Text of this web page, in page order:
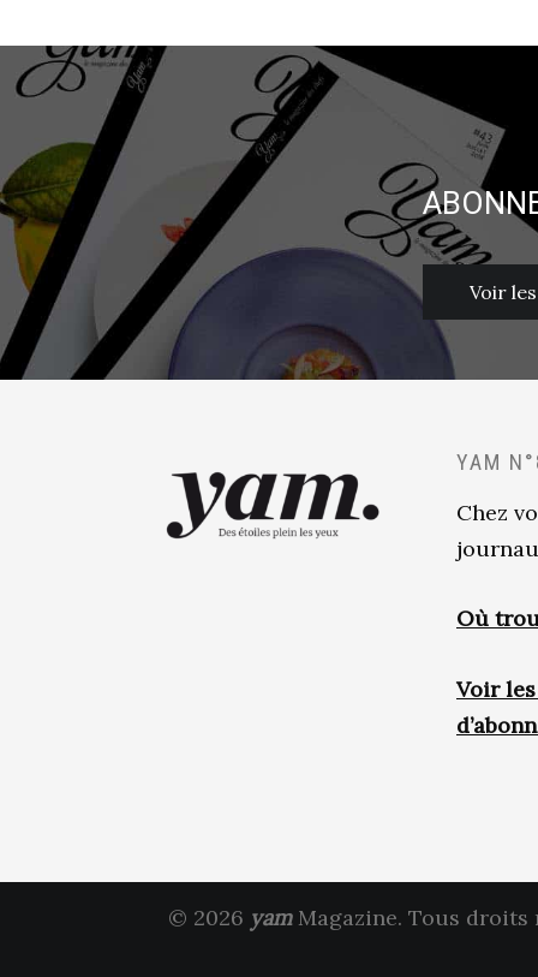
Voir
YAM
Chez
Où
Voir
© 2026 yamMagazine. Tous droits